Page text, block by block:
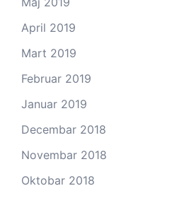
April 2019
Mart 2019
Februar 2019
Januar 2019
Decembar 2018
Novembar 2018
Oktobar 2018